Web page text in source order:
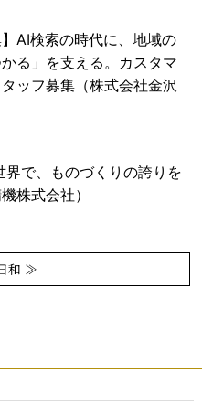
】AI検索の時代に、地域の
る」を支える。カスタマ
ッフ募集（株式会社金沢
界で、ものづくりの誇りを
株式会社）
和 ≫